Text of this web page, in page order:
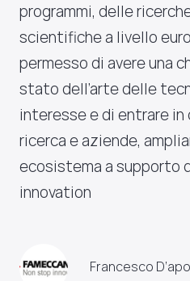
programmi, delle
scientifiche a livello
permesso di avere una
stato dell’arte delle
interesse e di entrare
ricerca e aziende,
ecosistema a supporto
innovation
Francesco